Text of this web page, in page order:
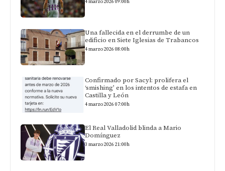
4 marzo 2026 09:00h
Una fallecida en el derrumbe de un
edificio en Siete Iglesias de Trabancos
4 marzo 2026 08:00h
Confirmado por Sacyl: prolifera el
‘smishing’ en los intentos de estafa en
Castilla y León
4 marzo 2026 07:00h
El Real Valladolid blinda a Mario
Domínguez
3 marzo 2026 21:00h